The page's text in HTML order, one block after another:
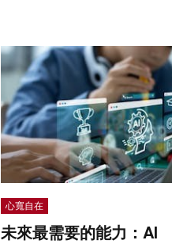
心寬自在
未來最需要的能力：AI